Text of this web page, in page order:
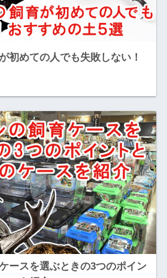
初めての人でも失敗しない！
ースを選ぶときの3つのポイン